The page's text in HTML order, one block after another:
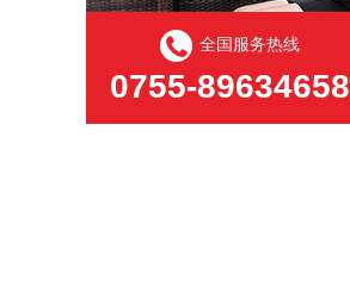
全国服务热线
0755-89634658